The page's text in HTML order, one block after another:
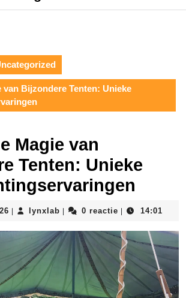
van Bijzondere Tenten: Unieke
Magie van
Tenten: Unieke
04
2026
lynxlab lynxlab0 reactie 14:01